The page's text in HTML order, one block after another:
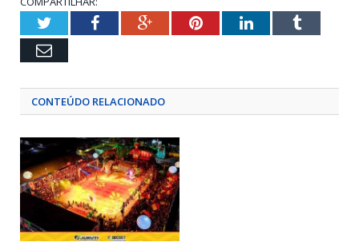
TwitterFacebookGoogle+PinterestLinkedInTumblr
Email
CONTEÚDO RELACIONADO